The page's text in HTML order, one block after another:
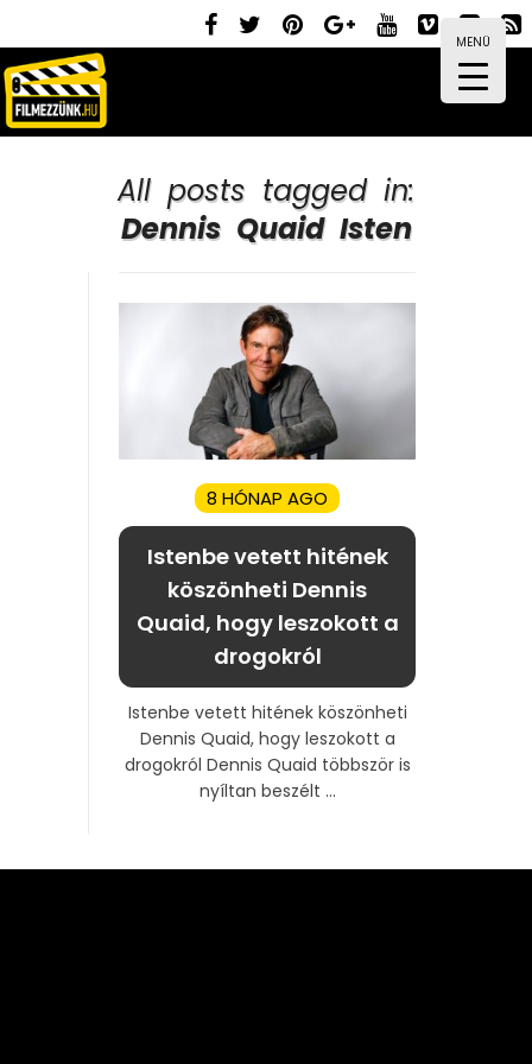
MENÜ
All posts tagged in:
Dennis Quaid Isten
8 HÓNAP AGO
Istenbe vetett hitének
köszönheti Dennis
Quaid, hogy leszokott a
drogokról
Istenbe vetett hitének köszönheti
Dennis Quaid, hogy leszokott a
drogokról Dennis Quaid többször is
nyíltan beszélt ...